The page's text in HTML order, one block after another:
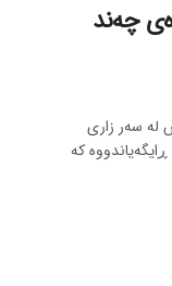
چەند
لە سەر زاری
کە